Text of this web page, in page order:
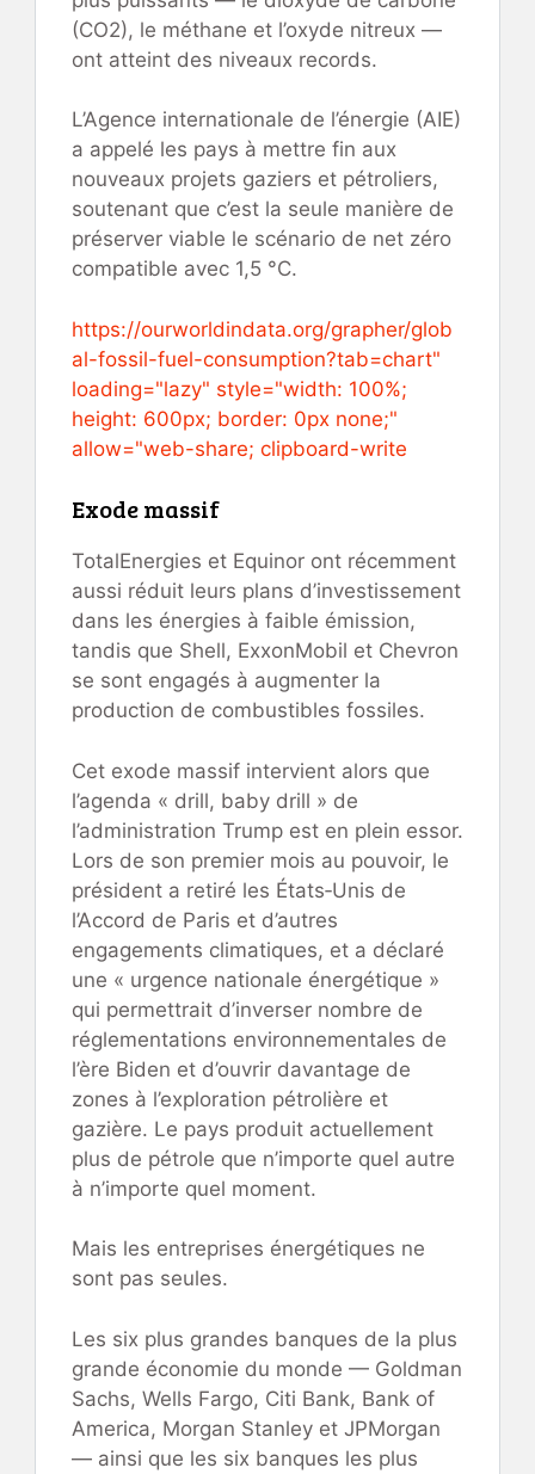
(CO2), le méthane et l’oxyde nitreux —
ont atteint des niveaux records.
L’Agence internationale de l’énergie (AIE)
a appelé les pays à mettre fin aux
nouveaux projets gaziers et pétroliers,
soutenant que c’est la seule manière de
préserver viable le scénario de net zéro
compatible avec 1,5 °C.
https://ourworldindata.org/grapher/glob
al-fossil-fuel-consumption?tab=chart"
loading="lazy" style="width: 100%;
height: 600px; border: 0px none;"
allow="web-share; clipboard-write
Exode massif
TotalEnergies et Equinor ont récemment
aussi réduit leurs plans d’investissement
dans les énergies à faible émission,
tandis que Shell, ExxonMobil et Chevron
se sont engagés à augmenter la
production de combustibles fossiles.
Cet exode massif intervient alors que
l’agenda « drill, baby drill » de
l’administration Trump est en plein essor.
Lors de son premier mois au pouvoir, le
président a retiré les États‑Unis de
l’Accord de Paris et d’autres
engagements climatiques, et a déclaré
une « urgence nationale énergétique »
qui permettrait d’inverser nombre de
réglementations environnementales de
l’ère Biden et d’ouvrir davantage de
zones à l’exploration pétrolière et
gazière. Le pays produit actuellement
plus de pétrole que n’importe quel autre
à n’importe quel moment.
Mais les entreprises énergétiques ne
sont pas seules.
Les six plus grandes banques de la plus
grande économie du monde — Goldman
Sachs, Wells Fargo, Citi Bank, Bank of
America, Morgan Stanley et JPMorgan
— ainsi que les six banques les plus